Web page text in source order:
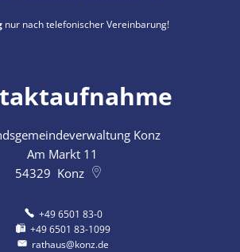
nur nach telefonischer Vereinbarung!
Konz
Am Markt 11
54329 Konz
+49 6501 83-0
+49 6501 83-1099
rathaus@konz.de